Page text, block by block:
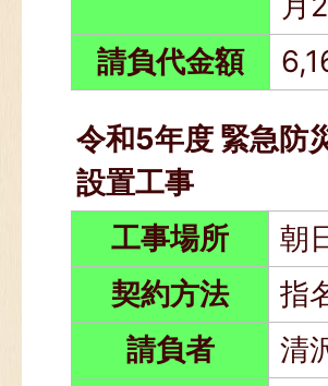
請負代金額
令和5年度 緊急防
設置工事
工事場所
朝
契約方法
指
請負者
清